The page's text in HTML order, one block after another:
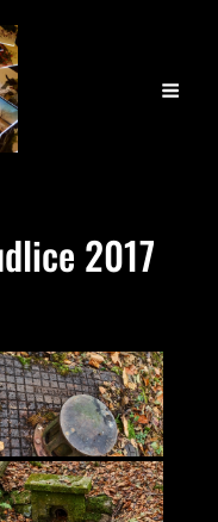
2017